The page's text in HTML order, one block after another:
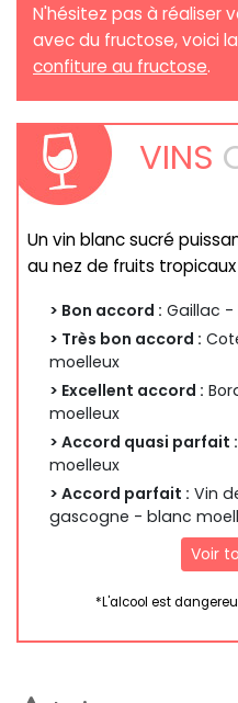
N'hésitez pas à réaliser
avec du fructose, voici la
confiture au fructose.
VINS
Un vin blanc sucré
au nez de fruits
> Bon accord : Gaillac -
> Très bon accord :
moelleux
> Excellent accord :
moelleux
> Accord quasi parfait :
moelleux
> Accord parfait : Vin
gascogne - blanc
Voir
*L'alcool est